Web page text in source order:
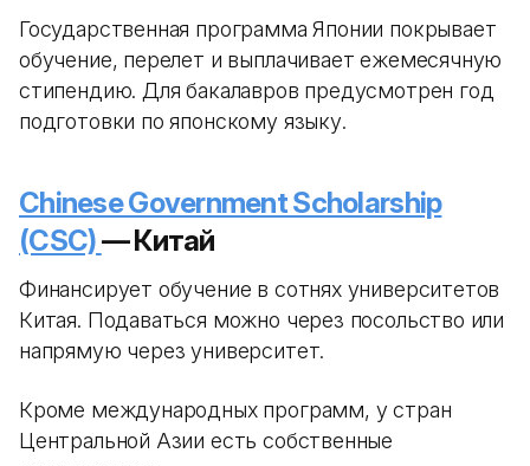
Государственная программа Японии покрывает
обучение, перелет и выплачивает ежемесячную
стипендию. Для бакалавров предусмотрен год
подготовки по японскому языку.
Chinese Government Scholarship
(CSC)— Китай
Финансирует обучение в сотнях университетов
Китая. Подаваться можно через посольство или
напрямую через университет.
Кроме международных программ, у стран
Центральной Азии есть собственные